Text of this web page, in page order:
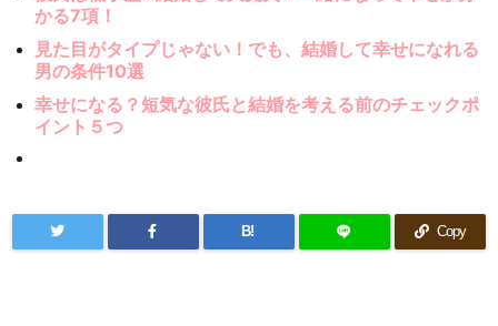
かる7項！
見た目がタイプじゃない！でも、結婚して幸せになれる
男の条件10選
幸せになる？短気な彼氏と結婚を考える前のチェックポ
イント５つ
B! Copy